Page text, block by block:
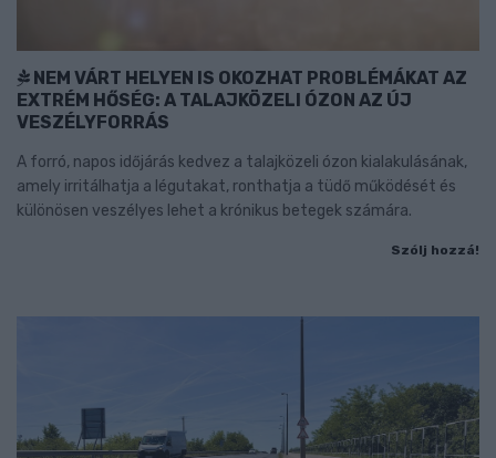
NEM VÁRT HELYEN IS OKOZHAT PROBLÉMÁKAT AZ
EXTRÉM HŐSÉG: A TALAJKÖZELI ÓZON AZ ÚJ
VESZÉLYFORRÁS
A forró, napos időjárás kedvez a talajközeli ózon kialakulásának,
amely irritálhatja a légutakat, ronthatja a tüdő működését és
különösen veszélyes lehet a krónikus betegek számára.
Szólj hozzá!